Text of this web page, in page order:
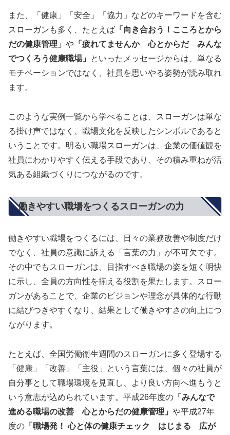
また、「健康」「安全」「協力」などのキーワードを含む
スローガンも多く、たとえば 「向き合おう！こころとから
だの健康管理」 や 「疲れてませんか 心とからだ みんな
でつくろう健康職場」
といったメッセージからは、単なる
モチベーションではなく、社員を思いやる姿勢が読み取れ
ます。
このような実例一覧から学べることは、スローガンは単な
る掛け声ではなく、職場文化を反映したシンボルであると
いうことです。明るい職場スローガンは、企業の価値観を
社員にわかりやすく伝える手段であり、その積み重ねが活
気ある組織づくりにつながるのです。
働きやすい職場をつくるスローガンの力
働きやすい職場をつくるには、日々の業務改善や制度だけ
でなく、社員の意識に訴える「言葉の力」が不可欠です。
その中でもスローガンは、目指すべき職場の姿を短く明快
に示し、全員の方向性を揃える役割を果たします。スロー
ガンがあることで、企業のビジョンや理念が具体的な行動
に結びつきやすくなり、結果として働きやすさの向上につ
ながります。
たとえば、全国労働衛生週間のスローガンに多く登場する
「健康」「改善」「主役」という言葉には、個々の社員が
自分事として職場環境を見直し、より良い方向へ進もうと
いう意志が込められています。平成26年度の 「みんなで
進める職場の改善 心とからだの健康管理」 や平成27年
度の 「職場発！ 心と体の健康チェック はじまる 広が